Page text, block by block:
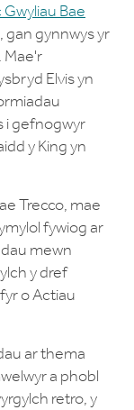
Gwyliau Bae
, gan gynnwys yr
Mae'r
Elvis yn
i gefnogwyr
y King yn
Trecco, mae
fywiog ar
mewn
y dref
o Actiau
ar thema
a phobl
retro, y